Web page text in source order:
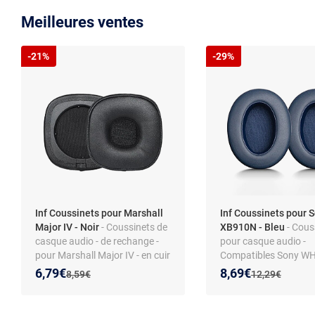
Meilleures ventes
Inf Coussinets pour Marshall
Major IV - Noir- Coussinets de
casque audio - de rechange -
pour Marshall Major IV - en cuir
PU
Ancien prix :
8,59€
Nouveau prix :
6,79€
Réduction de :
-21%
Inf Coussinets pour
XB910N - Bleu -
pour casque audio -
Compatibles Sony
XB910N - Cuir PU
Ancien prix :
12,29€
Nouveau prix :
8,69€
Réduction de :
-29%